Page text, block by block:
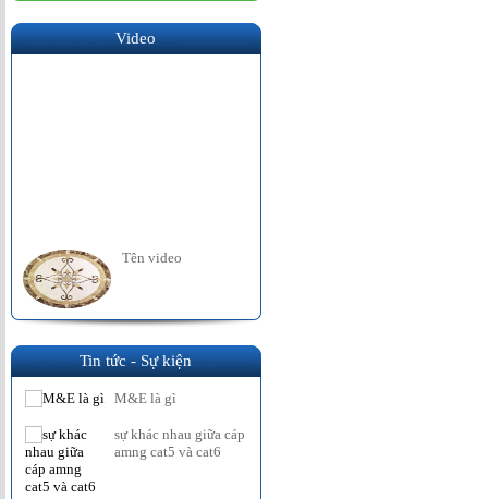
Video
Tên video
Tin tức - Sự kiện
M&E là gì
sự khác nhau giữa cáp
amng cat5 và cat6